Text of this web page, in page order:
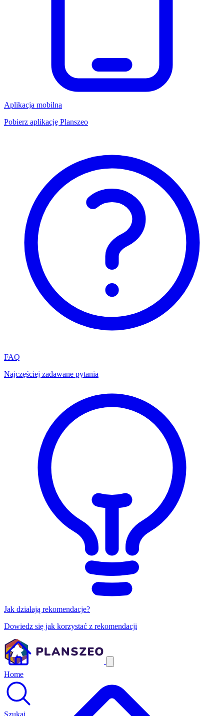
Aplikacja mobilna
Pobierz aplikację Planszeo
FAQ
Najczęściej zadawane pytania
Jak działają rekomendacje?
Dowiedz się jak korzystać z rekomendacji
Home
Szukaj